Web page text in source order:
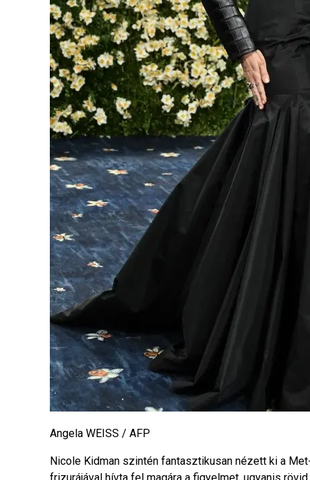
Angela WEISS / AFP
Nicole Kidman szintén fantasztikusan nézett ki a